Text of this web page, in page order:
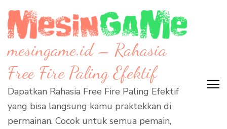
to
content
(Press
Enter)
mesingame.id – Rahasia
Free Fire Paling Efektif
Dapatkan Rahasia Free Fire Paling Efektif
yang bisa langsung kamu praktekkan di
permainan. Cocok untuk semua pemain,